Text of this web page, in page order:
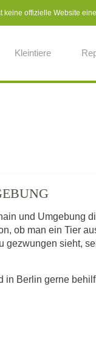
offizielle Website
Kleintiere
und Umgebung
ob man ein Tier
gezwungen sieht,
in Berlin gerne